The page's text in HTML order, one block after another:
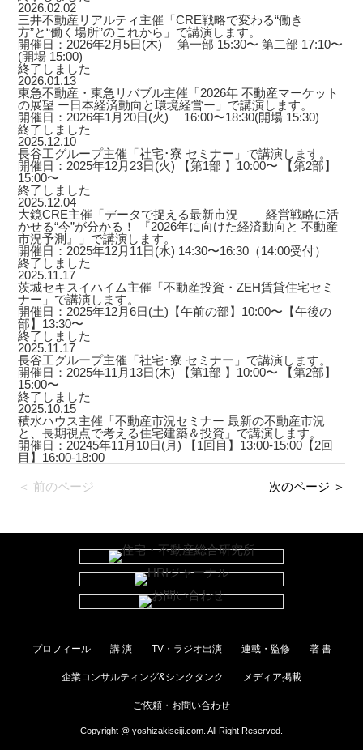
2026.02.02
三井不動産リアルティ主催「CRE戦略で変わる“働き
方”と“働く場所”のこれから」で講演します。
開催日：2026年2月5日(木) 第一部 15:30〜 第二部 17:10〜
(開場 15:00)
終了しました
2026.01.13
東急不動産・東急リバブル主催「2026年 不動産マーケット
の展望 ー日本経済動向と環境経営ー」で講演します。
開催日：2026年1月20日(火) 16:00〜18:30(開場 15:30)
終了しました
2025.12.10
長谷工グループ主催「社宅･寮 セミナー」で講演します。
開催日：2025年12月23日(火) 【第1部 】10:00〜 【第2部】
15:00〜
終了しました
2025.12.04
大鏡CRE主催「データで捉える最新市況― ―経営戦略に活
かせる“今”が分かる！ 『2026年に向けた経済動向と 不動産
市況予測』」で講演します。
開催日：2025年12月11日(水) 14:30〜16:30（14:00受付）
終了しました
2025.11.17
茨城セキスイハイム主催「不動産投資・ZEH賃貸住宅セミ
ナー」で講演します。
開催日：2025年12月6日(土)【午前の部】10:00〜【午後の
部】13:30〜
終了しました
2025.11.17
長谷工グループ主催「社宅･寮 セミナー」で講演します。
開催日：2025年11月13日(木) 【第1部 】10:00〜 【第2部】
15:00〜
終了しました
2025.10.15
積水ハウス主催「不動産市況セミナー 最新の不動産市況
と、長期視点で考える住宅建築＆投資」で講演します。
開催日：20245年11月10日(月) 【1回目】13:00-15:00【2回
目】16:00-18:00
＜ 前のページ 次のページ ＞
プロフィール 講 演 TV・ラジオ出演 連載・監修 著 書
企業コンサルティング&シンクタンク メディア掲載
ご依頼・お問い合わせ
Copyright @ yoshizakiseiji.com. All Right Reserved.